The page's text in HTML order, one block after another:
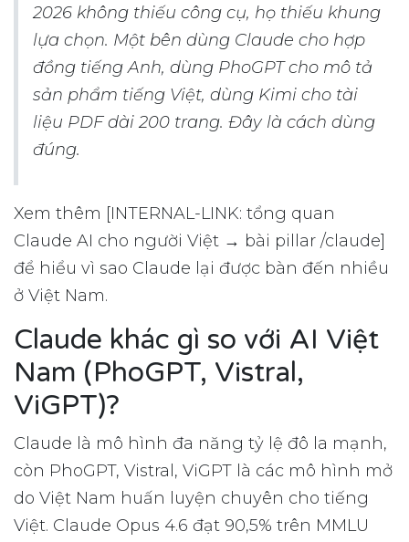
2026 không thiếu công cụ, họ thiếu khung
lựa chọn. Một bên dùng Claude cho hợp
đồng tiếng Anh, dùng PhoGPT cho mô tả
sản phẩm tiếng Việt, dùng Kimi cho tài
liệu PDF dài 200 trang. Đây là cách dùng
đúng.
Xem thêm [INTERNAL-LINK: tổng quan
Claude AI cho người Việt → bài pillar /claude]
để hiểu vì sao Claude lại được bàn đến nhiều
ở Việt Nam.
Claude khác gì so với AI Việt
Nam (PhoGPT, Vistral,
ViGPT)?
Claude là mô hình đa năng tỷ lệ đô la mạnh,
còn PhoGPT, Vistral, ViGPT là các mô hình mở
do Việt Nam huấn luyện chuyên cho tiếng
Việt. Claude Opus 4.6 đạt 90,5% trên MMLU